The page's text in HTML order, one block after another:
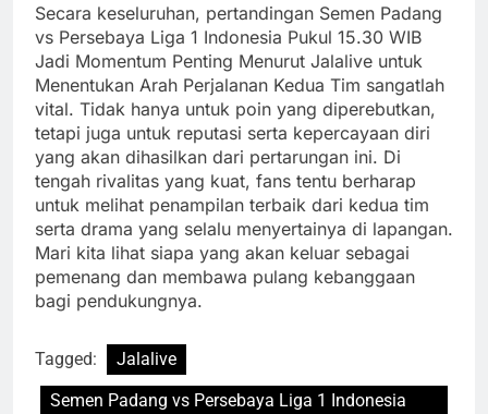
Secara keseluruhan, pertandingan Semen Padang
vs Persebaya Liga 1 Indonesia Pukul 15.30 WIB
Jadi Momentum Penting Menurut Jalalive untuk
Menentukan Arah Perjalanan Kedua Tim sangatlah
vital. Tidak hanya untuk poin yang diperebutkan,
tetapi juga untuk reputasi serta kepercayaan diri
yang akan dihasilkan dari pertarungan ini. Di
tengah rivalitas yang kuat, fans tentu berharap
untuk melihat penampilan terbaik dari kedua tim
serta drama yang selalu menyertainya di lapangan.
Mari kita lihat siapa yang akan keluar sebagai
pemenang dan membawa pulang kebanggaan
bagi pendukungnya.
Tagged:
Jalalive
Semen Padang vs Persebaya Liga 1 Indonesia